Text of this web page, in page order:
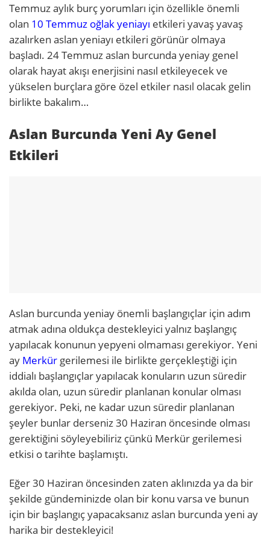
Temmuz aylık burç yorumları için özellikle önemli
olan 10 Temmuz oğlak yeniayı etkileri yavaş yavaş
azalırken aslan yeniayı etkileri görünür olmaya
başladı. 24 Temmuz aslan burcunda yeniay genel
olarak hayat akışı enerjisini nasıl etkileyecek ve
yükselen burçlara göre özel etkiler nasıl olacak gelin
birlikte bakalım…
Aslan Burcunda Yeni Ay Genel
Etkileri
Aslan burcunda yeniay önemli başlangıçlar için adım
atmak adına oldukça destekleyici yalnız başlangıç
yapılacak konunun yepyeni olmaması gerekiyor. Yeni
ay Merkür gerilemesi ile birlikte gerçekleştiği için
iddialı başlangıçlar yapılacak konuların uzun süredir
akılda olan, uzun süredir planlanan konular olması
gerekiyor. Peki, ne kadar uzun süredir planlanan
şeyler bunlar derseniz 30 Haziran öncesinde olması
gerektiğini söyleyebiliriz çünkü Merkür gerilemesi
etkisi o tarihte başlamıştı.
Eğer 30 Haziran öncesinden zaten aklınızda ya da bir
şekilde gündeminizde olan bir konu varsa ve bunun
için bir başlangıç yapacaksanız aslan burcunda yeni ay
harika bir destekleyici!